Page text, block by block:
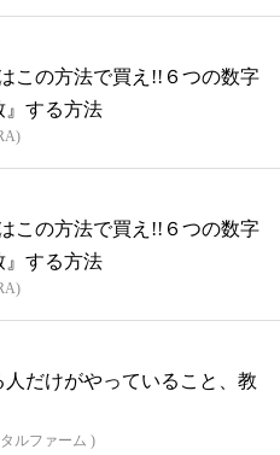
この方法で買え!!６つの数字
』する方法
この方法で買え!!６つの数字
』する方法
だけがやっていること、教
ルファーム )